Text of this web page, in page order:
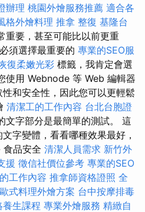
辦理 桃園外燴服務推薦 適合各
格外燴料理 推拿 整復 基隆台
重要，甚至可能比以前更重
須選擇最重要的 專業的SEO服
復柔嫩光彩 標籤，我肯定會選
使用 Webnode 等 Web 編輯器
和安全性，因此您可以更輕鬆
清潔工的工作內容 台北台胞證
文字部分是最簡單的測試。 這
字變體，看看哪種效果最好，
品安全 清潔人員需求 新竹外
援 徵信社價位參考 專業的SEO
工作內容 推拿師資格證照 全
歐式料理外燴方案 台中按摩排毒
養生課程 專業外燴服務 精緻自